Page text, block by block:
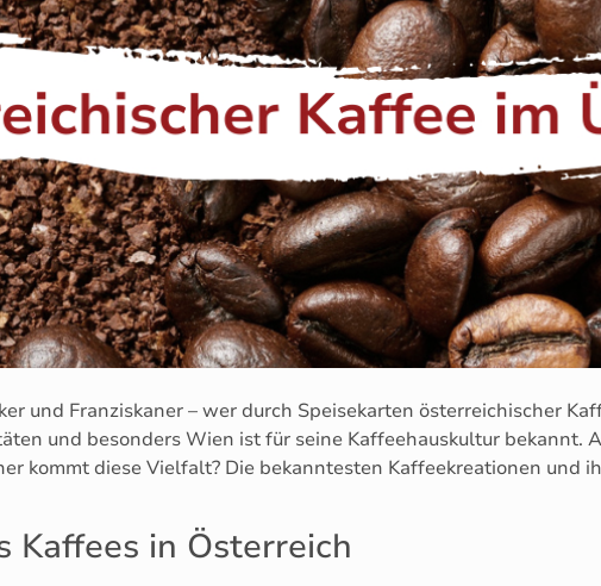
und Franziskaner – wer durch Speisekarten österreichischer
und besonders Wien ist für seine Kaffeehauskultur bekannt.
kommt diese Vielfalt? Die bekanntesten Kaffeekreationen und
Kaffees in Österreich